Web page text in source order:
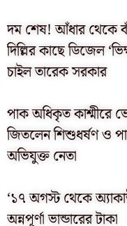
দম শেষ! আঁধার থেকে
দিল্লির কাছে ডিজেল
চাইল তারেক সরকার
পাক অধিকৃত কাশ্মীরে
জিতলেন শিশুধর্ষণ ও
অভিযুক্ত নেতা
‘১৭ অগস্ট থেকে
অন্নপূর্ণা ভান্ডারের টাকা